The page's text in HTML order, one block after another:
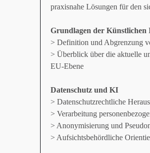
praxisnahe Lösungen für den
Grundlagen der Künstlichen
> Definition und Abgrenzung
> Überblick über die aktuelle
EU-Ebene
Datenschutz und KI
> Datenschutzrechtliche
> Verarbeitung
> Anonymisierung und
> Aufsichtsbehördliche